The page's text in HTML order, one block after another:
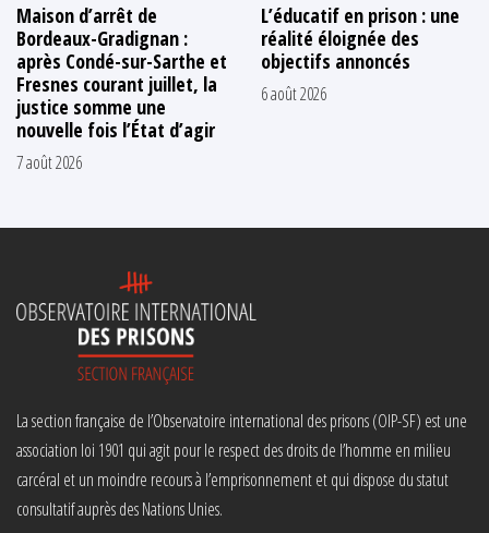
Maison d’arrêt de
Bordeaux-Gradignan :
après Condé-sur-Sarthe et
Fresnes courant juillet, la
justice somme une
nouvelle fois l’État d’agir
7 août 2026
L’éducatif en prison : une
réalité éloignée des
objectifs annoncés
6 août 2026
La section française de l’Observatoire international des prisons (OIP-SF) est une
association loi 1901 qui agit pour le respect des droits de l’homme en milieu
carcéral et un moindre recours à l’emprisonnement et qui dispose du statut
consultatif auprès des Nations Unies.